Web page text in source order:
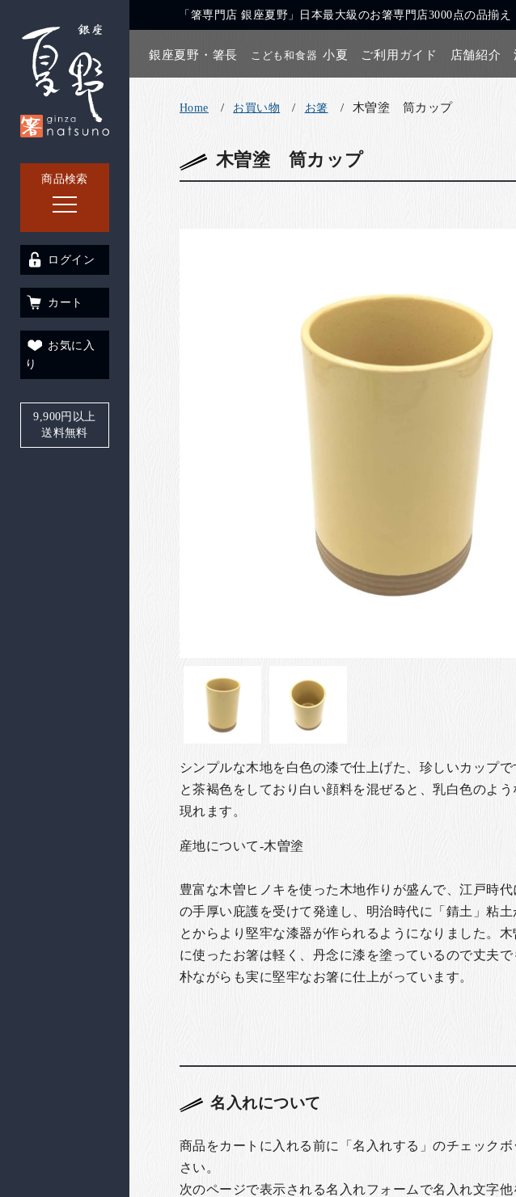
商品検索
「箸専門店 銀座夏野」日本最大級のお箸専門店3000点の品揃え
銀座夏野・箸長 こども和食器 小夏 ご利用ガイド 店舗紹介
ログイン
カート
お気に入
り
9,900円以上
送料無料
Home お買い物 お箸 木曽塗 筒カップ
木曽塗 筒カップ
シンプルな木地を白色の漆で仕上げた、珍しいカップで
と茶褐色をしており白い顔料を混ぜると、乳白色のよ
現れます。
産地について-木曽塗
豊富な木曽ヒノキを使った木地作りが盛んで、江戸時
の手厚い庇護を受けて発達し、明治時代に「錆土」粘土
とからより堅牢な漆器が作られるようになりました。
に使ったお箸は軽く、丹念に漆を塗っているので丈夫
朴ながらも実に堅牢なお箸に仕上がっています。
名入れについて
商品をカートに入れる前に「名入れする」のチェック
さい。
次のページで表示される名入れフォームで名入れ文字他